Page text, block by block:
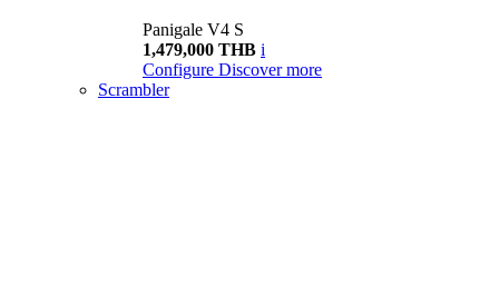
Panigale V4 S
1,479,000 THB i
Configure Discover more
Scrambler